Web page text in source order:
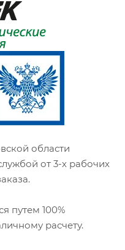
области
от 3-х рабочих
путем 100%
расчету.